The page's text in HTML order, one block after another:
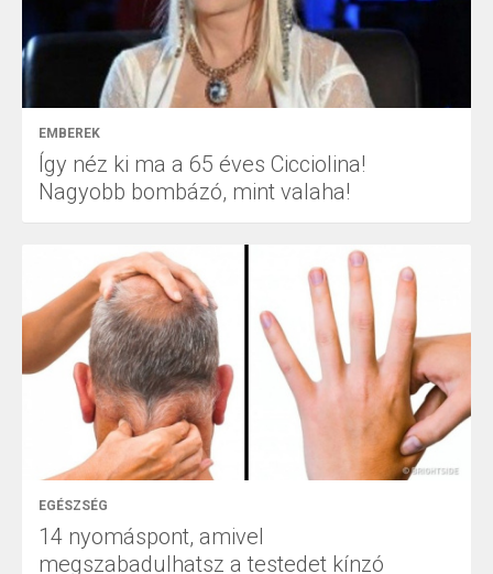
EMBEREK
Így néz ki ma a 65 éves Cicciolina!
Nagyobb bombázó, mint valaha!
EGÉSZSÉG
14 nyomáspont, amivel
megszabadulhatsz a testedet kínzó